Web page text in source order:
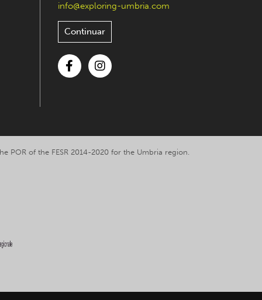
info@exploring-umbria.com
Continuar
POR of the FESR 2014-2020 for the Umbria region.